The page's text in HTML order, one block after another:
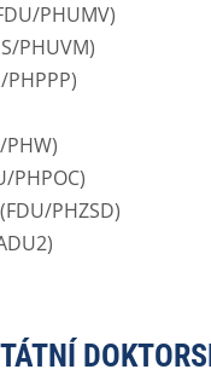
PHUMV)
PHUVM)
PHPOC)
PHZSD)